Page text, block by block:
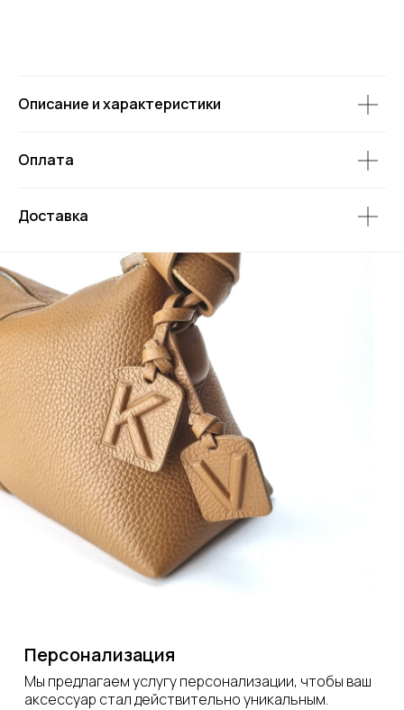
Описание и характеристики
Оплата
Доставка
Персонализация
Мы предлагаем услугу персонализации, чтобы ваш
аксессуар стал действительно уникальным.